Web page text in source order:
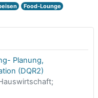
Food-Lounge
Planung,
(DQR2)